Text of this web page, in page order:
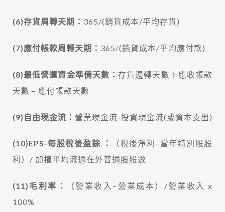
(6)存貨周轉天期： 365/(銷貨成本/平均存貨)
(7)應付帳款周轉天期： 365/(銷貨成本/平均應付款)
(8)最低營運資金準備天數：存貨週轉天數＋應收帳款
天數 – 應付帳款天數
(9) 自由現金流： 營業現金流-投資現金流(或資本支出)
(10)EPS-每股稅後盈餘 ：
（稅後淨利–當年特別股股
利）/ 加權平均流通在外普通股股數
(11) 毛利率：
（營業收入–營業成本）/營業收入 x
100%